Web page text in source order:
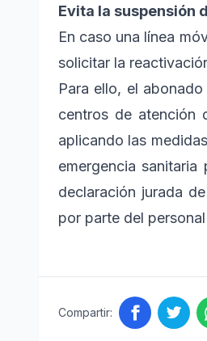
Evita la suspensión
En caso una línea
solicitar la
Para ello, el
centros de atención
aplicando las
emergencia
declaración jurada
por parte del
Compartir: